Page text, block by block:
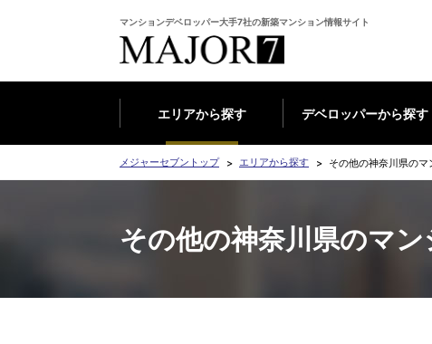
マンションデベロッパー大手7社の新築マンション情報サイト
エリアから探す デベロッパーから探す
メジャーセブントップ エリアから探す その他の神奈川県のマ
その他の神奈川県のマ